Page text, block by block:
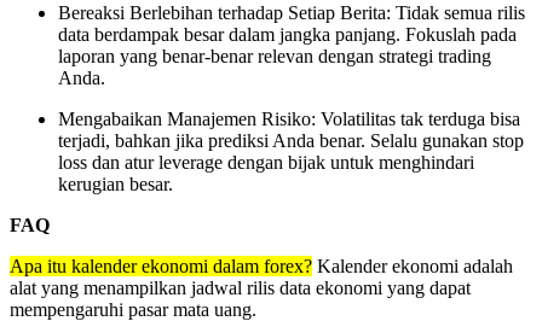
Bereaksi Berlebihan terhadap Setiap Berita: Tidak semua rilis
data berdampak besar dalam jangka panjang. Fokuslah pada
laporan yang benar-benar relevan dengan strategi trading
Anda.
Mengabaikan Manajemen Risiko: Volatilitas tak terduga bisa
terjadi, bahkan jika prediksi Anda benar. Selalu gunakan stop
loss dan atur leverage dengan bijak untuk menghindari
kerugian besar.
FAQ
Apa itu kalender ekonomi dalam forex? Kalender ekonomi adalah
alat yang menampilkan jadwal rilis data ekonomi yang dapat
mempengaruhi pasar mata uang.